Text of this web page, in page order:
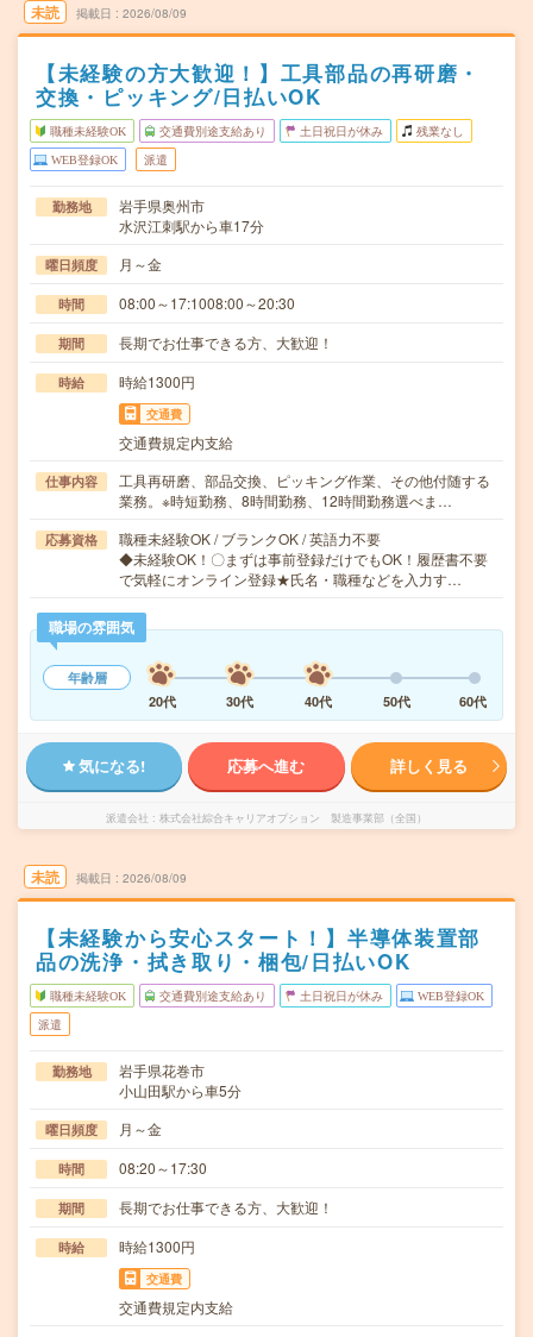
未読 掲載日 2026/08/09
【未経験の方大歓迎！】工具部品の再研磨・
交換・ピッキング/日払いOK
職種未経験OK 交通費別途支給あり 土日祝日が休み 残業なし
WEB登録OK 派遣
勤務地
岩手県奥州市
水沢江刺駅から車17分
曜日頻度 月～金
時間 08:00～17:1008:00～20:30
期間 長期でお仕事できる方、大歓迎！
時給 時給1300円
交通費
交通費規定内支給
仕事内容
工具再研磨、部品交換、ピッキング作業、その他付随する
業務。※時短勤務、8時間勤務、12時間勤務選べま…
応募資格
職種未経験OK / ブランクOK / 英語力不要
◆未経験OK！〇まずは事前登録だけでもOK！履歴書不要
で気軽にオンライン登録★氏名・職種などを入力す…
職場の雰囲気
年齢層
20代
30代 40代 50代 60代
気になる! 応募へ進む 詳しく見る
派遣会社 株式会社綜合キャリアオプション 製造事業部（全国）
未読 掲載日 2026/08/09
【未経験から安心スタート！】半導体装置部
品の洗浄・拭き取り・梱包/日払いOK
職種未経験OK 交通費別途支給あり 土日祝日が休み WEB登録OK
派遣
勤務地
岩手県花巻市
小山田駅から車5分
曜日頻度 月～金
時間 08:20～17:30
期間 長期でお仕事できる方、大歓迎！
時給 時給1300円
交通費
交通費規定内支給